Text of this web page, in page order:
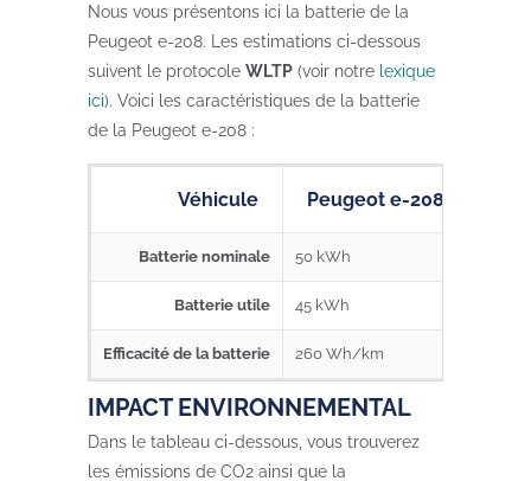
Nous vous présentons ici la batterie de la
Peugeot e-208. Les estimations ci-dessous
suivent le protocole WLTP (voir notre lexique
ici). Voici les caractéristiques de la batterie
de la Peugeot e-208 :
Véhicule Peugeot e-208
Batterie nominale 50 kWh
Batterie utile 45 kWh
Efficacité de la batterie 260 Wh/km
IMPACT ENVIRONNEMENTAL
Dans le tableau ci-dessous, vous trouverez
les émissions de CO2 ainsi que la